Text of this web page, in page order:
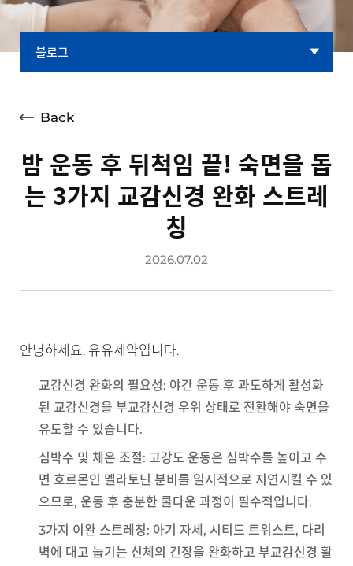
블로그
Back
밤 운동 후 뒤척임 끝! 숙면을 돕
는 3가지 교감신경 완화 스트레
칭
2026.07.02
안녕하세요, 유유제약입니다.
교감신경 완화의 필요성: 야간 운동 후 과도하게 활성화
된 교감신경을 부교감신경 우위 상태로 전환해야 숙면을
유도할 수 있습니다.
심박수 및 체온 조절: 고강도 운동은 심박수를 높이고 수
면 호르몬인 멜라토닌 분비를 일시적으로 지연시킬 수 있
으므로, 운동 후 충분한 쿨다운 과정이 필수적입니다.
3가지 이완 스트레칭: 아기 자세, 시티드 트위스트, 다리
벽에 대고 눕기는 신체의 긴장을 완화하고 부교감신경 활